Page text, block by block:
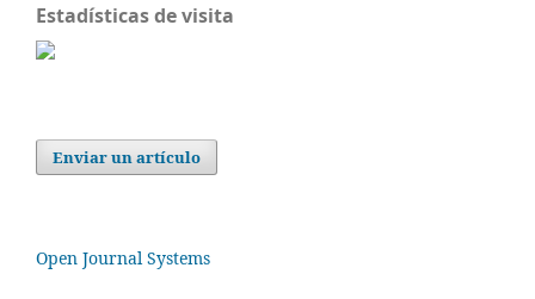
Estadísticas de visita
Enviar un artículo
Open Journal Systems